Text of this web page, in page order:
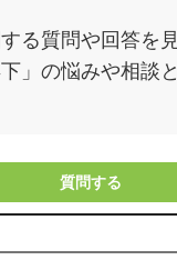
する質問や回答を
」の悩みや相談
質問する